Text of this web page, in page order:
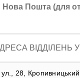
Нова Пошта (для
ВІДДІЛЕНЬ
28,